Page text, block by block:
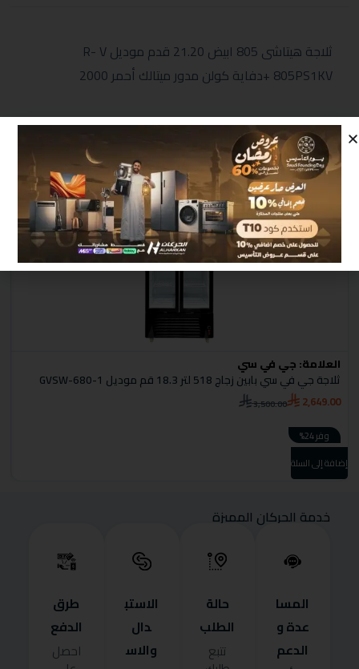
ثلاجة هيتاشى 805 ابيض 21.20 قدم موديل R- V
805PS1KV +دفاية كولن مدور ميتالك أحمر 2000
منتجات مشابهة
العلامة:جي في سي
ثلاجة جي في سي بابين زجاج 518 لتر 18.3 قم موديل GVSW-680-1
3,500.00 2,649.00
وفر 24%
إضافة إلى السلة
خدمة الحركان المميزة
المسا
عدة و
الدعم
حالة
الطلب
تتبع
الاستب
دال
والاس
طرق
الدفع
احصل